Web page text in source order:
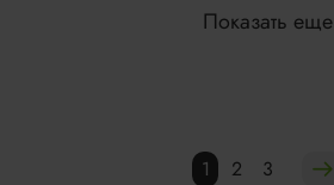
Показать еще
1 2 3